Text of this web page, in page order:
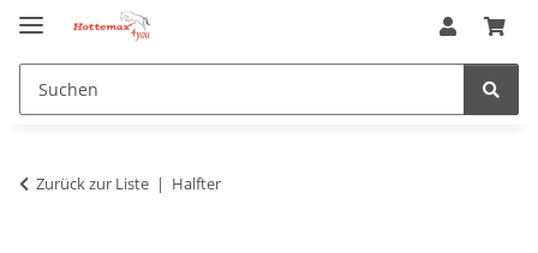
Zurück zur Liste Halfter